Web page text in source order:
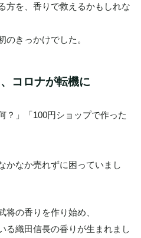
方を、香りで救えるかもしれな
のきっかけでした。
コロナが転機に
？」「100円ショップで作った
かなか売れずに困っていまし
将の香りを作り始め、
る織田信長の香りが生まれまし